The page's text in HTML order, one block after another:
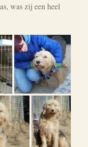
was zij een heel